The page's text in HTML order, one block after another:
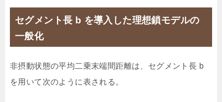
セグメント長 b を導入した理想鎖モデルの
一般化
非摂動状態の平均二乗末端間距離は、セグメント長 b
を用いて次のように表される。